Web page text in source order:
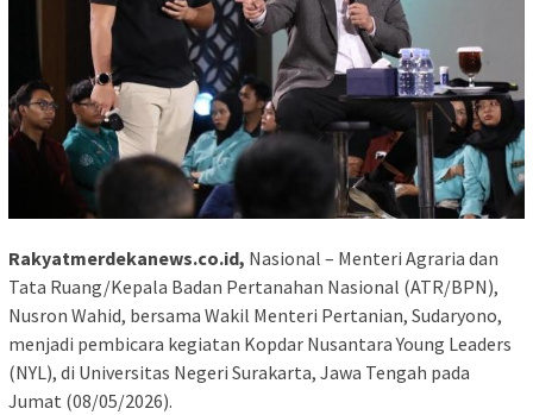
Rakyatmerdekanews.co.id, Nasional – Menteri Agraria dan
Tata Ruang/Kepala Badan Pertanahan Nasional (ATR/BPN),
Nusron Wahid, bersama Wakil Menteri Pertanian, Sudaryono,
menjadi pembicara kegiatan Kopdar Nusantara Young Leaders
(NYL), di Universitas Negeri Surakarta, Jawa Tengah pada
Jumat (08/05/2026).